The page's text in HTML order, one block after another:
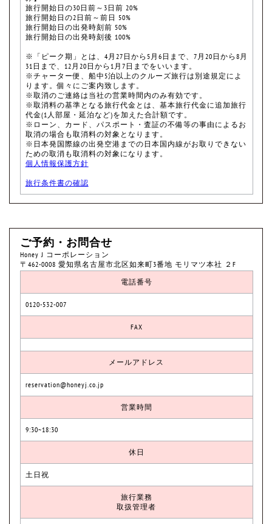
旅行開始日の30日前～3日前 20%
旅行開始日の2日前～前日 50%
旅行開始日の出発時刻前 50%
旅行開始日の出発時刻後 100%
※「ピーク期」とは、4月27日から5月6日まで、7月20日から8月
31日まで、12月20日から1月7日までをいいます。
※チャーター便、船中5泊以上のクルーズ旅行は別途規定によ
ります。個々にご案内致します。
※取消のご連絡は当社の営業時間内のみ有効です。
※取消料の基準となる旅行代金とは、基本旅行代金に追加旅行
代金(1人部屋・延泊など)を加えた合計額です。
※ローン、カード、パスポート・査証の不備等の事由によるお
取消の場合も取消料の対象となります。
※日本発国際線の出発空港までの日本国内線がお取りできない
ための取消も取消料の対象になります。
個人情報保護方針
旅行条件書の確認
ご予約・お問合せ
Honey J コーポレーション
〒462-0008 愛知県名古屋市北区如来町3番地 モリマツ本社 ２F
電話番号
0120-532-007
FAX
メールアドレス
reservation@honeyj.co.jp
営業時間
9:30~18:30
休日
土日祝
旅行業務
取扱管理者